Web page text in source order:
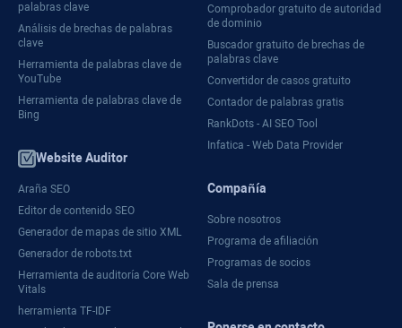
palabras clave
Análisis de brechas de palabras
clave
Herramienta de palabras clave de
YouTube
Herramienta de palabras clave de
Bing
Website Auditor
Araña SEO
Editor de contenido SEO
Generador de mapas de sitio XML
Generador de robots.txt
Herramienta de auditoría Core Web
Vitals
herramienta TF-IDF
Comprobador gratuito de autoridad
de dominio
Buscador gratuito de brechas de
palabras clave
Convertidor de casos gratuito
Contador de palabras gratis
RankDots - AI SEO Tool
Infatica - Web Data Provider
Compañía
Sobre nosotros
Programa de afiliación
Programas de socios
Sala de prensa